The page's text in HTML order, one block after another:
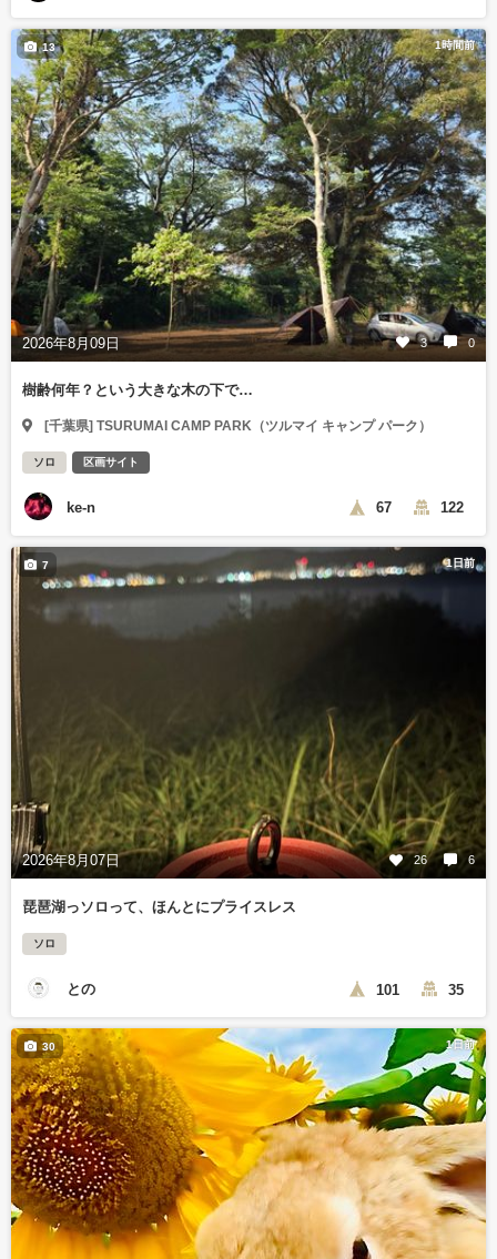
1時間前
2026年8月09日 3 0
13
樹齢何年？という大きな木の下で…
[千葉県] TSURUMAI CAMP PARK（ツルマイ キャンプ パーク）
ソロ 区画サイト
ke-n 67 122
1日前
2026年8月07日 26 6
7
琵琶湖っソロって、ほんとにプライスレス
ソロ
との 101 35
1日前
30